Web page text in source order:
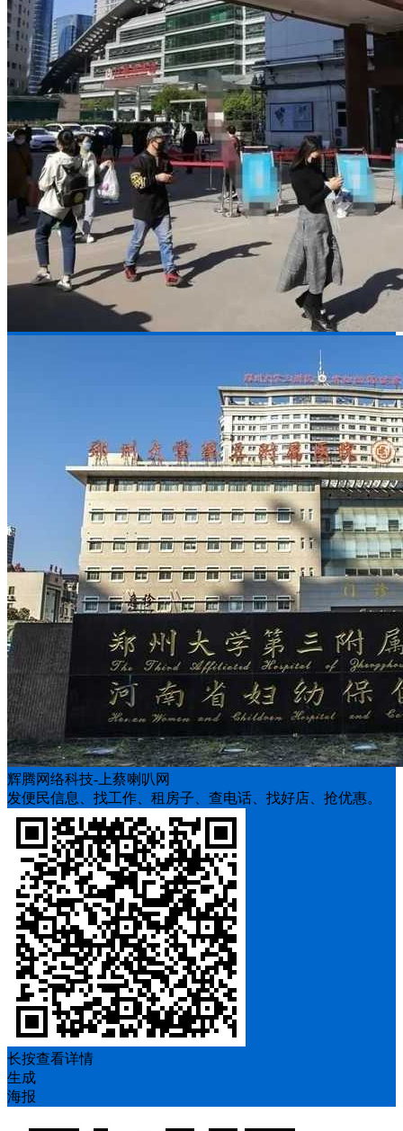
辉腾网络科技-上蔡喇叭网
发便民信息、找工作、租房子、查电话、找好店、抢优惠。
长按查看详情
生成
海报